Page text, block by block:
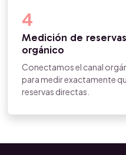
4
Medición de
orgánico
Conectamos el canal
para medir exactamente
reservas directas.